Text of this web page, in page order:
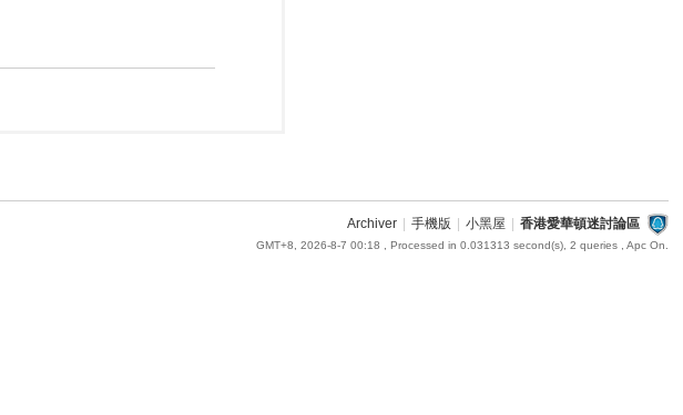
Archiver 手機版 小黑屋 香港愛華頓迷討論區
GMT+8, 2026-8-7 00:18 , Processed in 0.031313 second(s), 2 queries , Apc On.